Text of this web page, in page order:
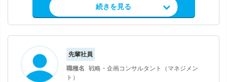
求人情報を見る
続きを見る
先輩社員
職種名
戦略・企画コンサルタント（マネジメン
ト）